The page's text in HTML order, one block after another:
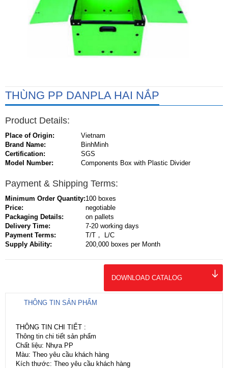
THÙNG PP DANPLA HAI NẮP
Product Details:
Place of Origin:
Vietnam
Brand Name:
BinhMinh
Certification:
SGS
Model Number:
Components Box with Plastic Divider
Payment & Shipping Terms:
Minimum Order Quantity:100 boxes
Price:
negotiable
Packaging Details:
on pallets
Delivery Time:
7-20 working days
Payment Terms:
T/T， L/C
Supply Ability:
200,000 boxes per Month
DOWNLOAD CATALOG
THÔNG TIN SẢN PHẨM
THÔNG TIN CHI TIẾT :
Thông tin chi tiết sản phẩm
Chất liệu: Nhựa PP
Màu: Theo yêu cầu khách hàng
Kích thước: Theo yêu cầu khách hàng